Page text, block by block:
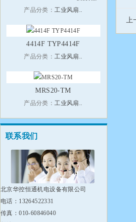
产品分类：工业风扇..
4414F TYP4414F
产品分类：工业风扇..
MRS20-TM
产品分类：工业风扇..
联系我们
北京华控恒通机电设备有限公司
电话：13264522331
传真：010-60846040
上